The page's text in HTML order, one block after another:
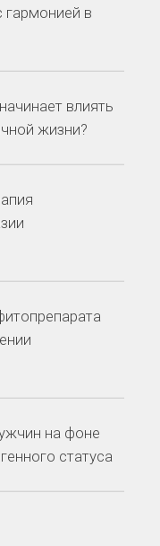
гармонией в
влиять
жизни?
на фоне
статуса